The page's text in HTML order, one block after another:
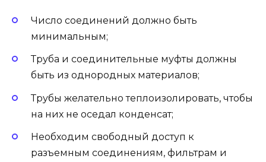
Число соединений должно быть
минимальным;
Труба и соединительные муфты должны
быть из однородных материалов;
Трубы желательно теплоизолировать, чтобы
на них не оседал конденсат;
Необходим свободный доступ к
разъемным соединениям, фильтрам и